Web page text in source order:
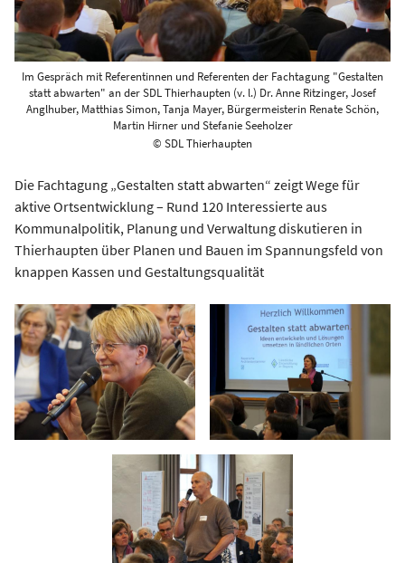
Im Gespräch mit Referentinnen und Referenten der Fachtagung "Gestalten
statt abwarten" an der SDL Thierhaupten (v. l.) Dr. Anne Ritzinger, Josef
Anglhuber, Matthias Simon, Tanja Mayer, Bürgermeisterin Renate Schön,
Martin Hirner und Stefanie Seeholzer
© SDL Thierhaupten
Die Fachtagung „Gestalten statt abwarten“ zeigt Wege für
aktive Ortsentwicklung – Rund 120 Interessierte aus
Kommunalpolitik, Planung und Verwaltung diskutieren in
Thierhaupten über Planen und Bauen im Spannungsfeld von
knappen Kassen und Gestaltungsqualität